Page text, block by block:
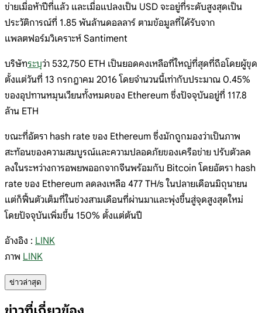
ข่ายเมื่อห้าปีที่แล้ว และเมื่อแปลงเป็น USD จะอยู่ที่ระดับสูงสุดเป็น
ประวัติการณ์ที่ 1.85 พันล้านดอลลาร์ ตามข้อมูลที่ได้รับจาก
แพลตฟอร์มวิเคราะห์ Santiment
บริษัทระบุว่า 532,750 ETH เป็นยอดคงเหลือที่ใหญ่ที่สุดที่ถือโดยผู้ขุด
ตั้งแต่วันที่ 13 กรกฎาคม 2016 โดยจำนวนนี้เท่ากับประมาณ 0.45%
ของอุปทานหมุนเวียนทั้งหมดของ Ethereum ซึ่งปัจจุบันอยู่ที่ 117.8
ล้าน ETH
ขณะที่อัตรา hash rate ของ Ethereum ซึ่งมักถูกมองว่าเป็นภาพ
สะท้อนของความสมบูรณ์และความปลอดภัยของเครือข่าย ปรับตัวลด
ลงในระหว่างการอพยพออกจากจีนพร้อมกับ Bitcoin โดยอัตรา hash
rate ของ Ethereum ลดลงเหลือ 477 TH/s ในปลายเดือนมิถุนายน
แต่ก็ฟื้นตัวเต็มที่ในช่วงสามเดือนที่ผ่านมาและพุ่งขึ้นสู่จุดสูงสุดใหม่
โดยปัจจุบันเพิ่มขึ้น 150% ตั้งแต่ต้นปี
อ้างอิง : LINK
ภาพ LINK
ข่าวล่าสุด